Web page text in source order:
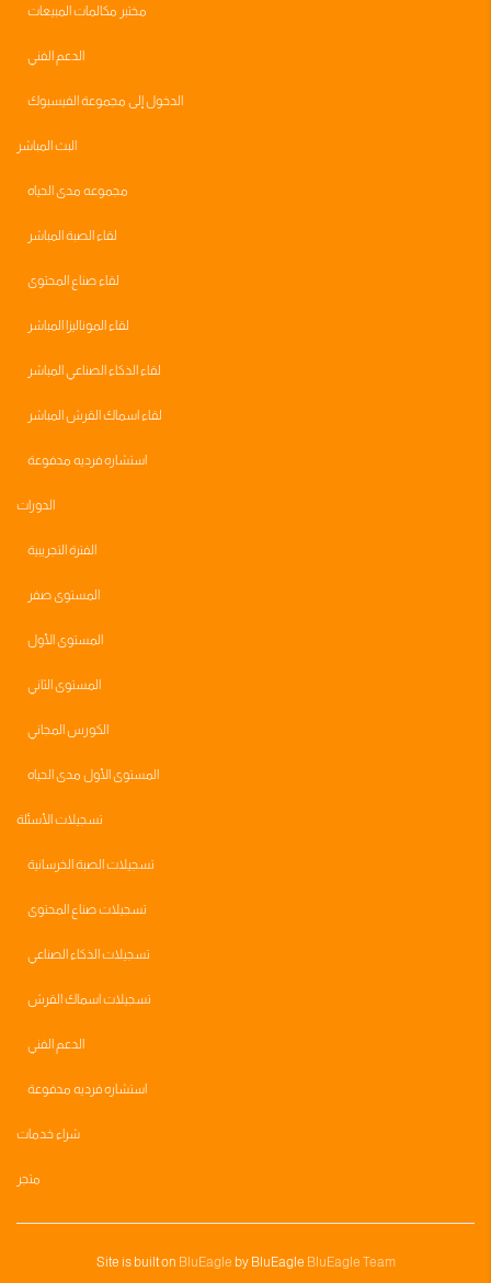
مختبر مكالمات المبيعات
الدعم الفني
الدخول إلى مجموعة الفيسبوك
البث المباشر
مجموعه مدى الحياه
لقاء الصبة المباشر
لقاء صناع المحتوى
لقاء الموناليزا المباشر
لقاء الذكاء الصناعي المباشر
لقاء اسماك القرش المباشر
استشاره فرديه مدفوعة
الدورات
الفترة التجريبية
المستوى صفر
المستوى الأول
المستوى الثاني
الكورس المجاني
المستوى الأول مدى الحياه
تسجيلات الأسئلة
تسجيلات الصبة الخرسانية
تسجيلات صناع المحتوى
تسجيلات الذكاء الصناعي
تسجيلات اسماك القرش
الدعم الفني
استشاره فرديه مدفوعة
شراء خدمات
متجر
Site is built on BluEagle by BluEagle BluEagle Team